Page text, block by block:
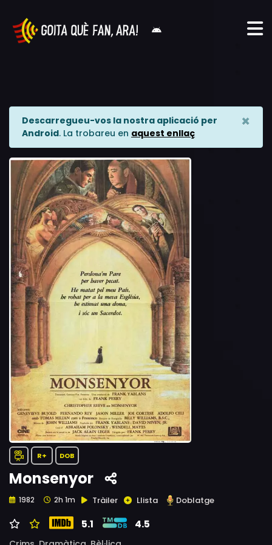
Descarregueu-vos la nostra aplicació per
Android. La trobareu en aquest enllaç
×
R+ DOB
Monsenyor
1982 2h 1m Tràiler Llista Doblatge
5.1 4.5